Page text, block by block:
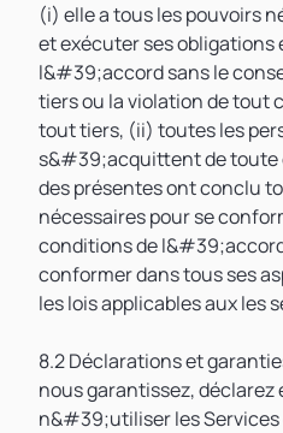
(i) elle a tous les pouvoirs
et exécuter ses obligations
l&#39;accord sans le
tiers ou la violation de tout
tout tiers, (ii) toutes les
s&#39;acquittent de toute
des présentes ont conclu
nécessaires pour se
conditions de
conformer dans tous ses
les lois applicables aux les
8.2 Déclarations et
nous garantissez, déclarez
n&#39;utiliser les